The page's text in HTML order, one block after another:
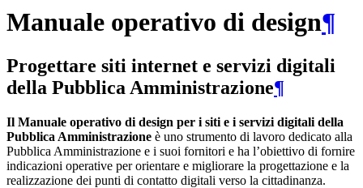
Manuale operativo di design¶
Progettare siti internet e servizi digitali
della Pubblica Amministrazione¶
Il Manuale operativo di design per i siti e i servizi digitali della
Pubblica Amministrazione è uno strumento di lavoro dedicato alla
Pubblica Amministrazione e i suoi fornitori e ha l’obiettivo di fornire
indicazioni operative per orientare e migliorare la progettazione e la
realizzazione dei punti di contatto digitali verso la cittadinanza.